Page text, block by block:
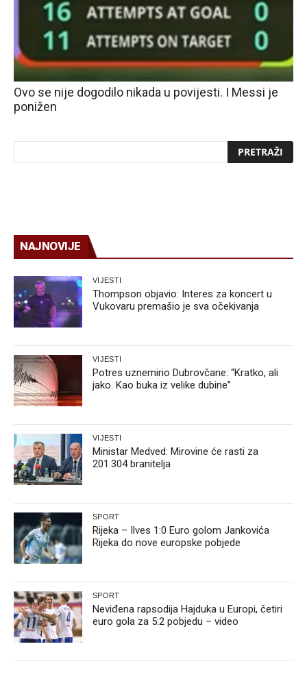
Ovo se nije dogodilo nikada u povijesti. I Messi je
ponižen
NAJNOVIJE
VIJESTI
Thompson objavio: Interes za koncert u
Vukovaru premašio je sva očekivanja
VIJESTI
Potres uznemirio Dubrovčane: “Kratko, ali
jako. Kao buka iz velike dubine”
VIJESTI
Ministar Medved: Mirovine će rasti za
201.304 branitelja
SPORT
Rijeka – Ilves 1:0 Euro golom Jankovića
Rijeka do nove europske pobjede
SPORT
Neviđena rapsodija Hajduka u Europi, četiri
euro gola za 5:2 pobjedu – video